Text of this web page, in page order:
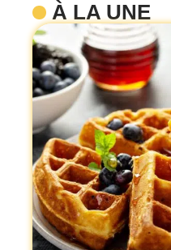
À LA UNE